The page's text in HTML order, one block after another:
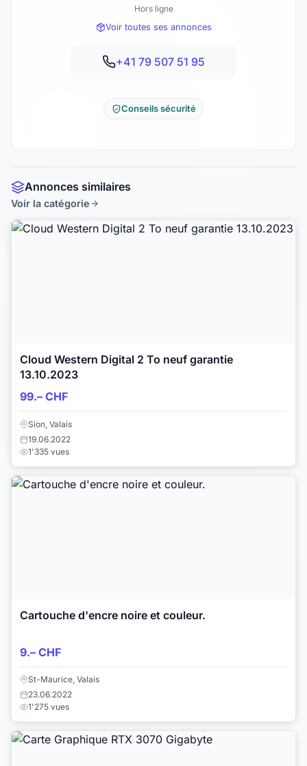
Hors ligne
Voir toutes ses annonces
+41 79 507 51 95
Conseils sécurité
Annonces similaires
Voir la catégorie
Cloud Western Digital 2 To neuf garantie
13.10.2023
99.– CHF
Sion, Valais
19.06.2022
1'335 vues
Cartouche d'encre noire et couleur.
9.– CHF
St-Maurice, Valais
23.06.2022
1'275 vues